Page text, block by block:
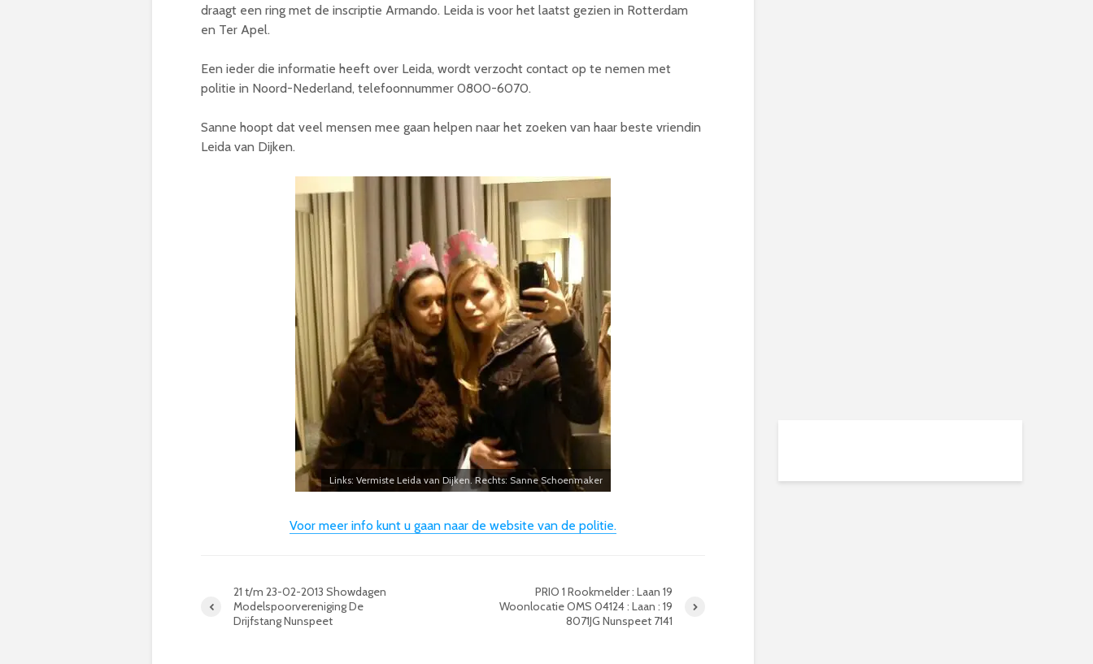
draagt een ring met de inscriptie Armando. Leida is voor het laatst gezien in Rotterdam
en Ter Apel.
Een ieder die informatie heeft over Leida, wordt verzocht contact op te nemen met
politie in Noord-Nederland, telefoonnummer 0800-6070.
Sanne hoopt dat veel mensen mee gaan helpen naar het zoeken van haar beste vriendin
Leida van Dijken.
Links: Vermiste Leida van Dijken. Rechts: Sanne Schoenmaker
Voor meer info kunt u gaan naar de website van de politie.
21 t/m 23-02-2013 Showdagen
Modelspoorvereniging De
Drijfstang Nunspeet
PRIO 1 Rookmelder : Laan 19
Woonlocatie OMS 04124 : Laan : 19
8071JG Nunspeet 7141